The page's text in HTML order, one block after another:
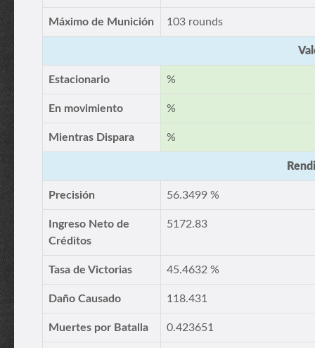
Máximo de Munición 103 rounds
Estacionario %
En movimiento %
Mientras Dispara %
Precisión 56.3499 %
Ingreso Neto de
Créditos
5172.83
Tasa de Victorias 45.4632 %
Daño Causado 118.431
Muertes por Batalla 0.423651